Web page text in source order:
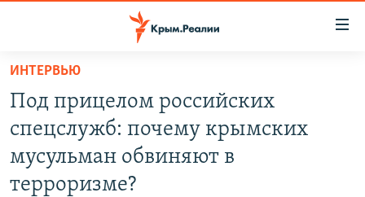
Вернуться
основному
содержанию
главной
СПЕЦПРОЕКТЫ
КАРТА ВОЕННЫХ ОБЪЕКТОВ КРЫМА
ИНТЕРВЬЮ
Под прицелом российских
спецслужб: почему крымских
мусульман обвиняют в
терроризме?